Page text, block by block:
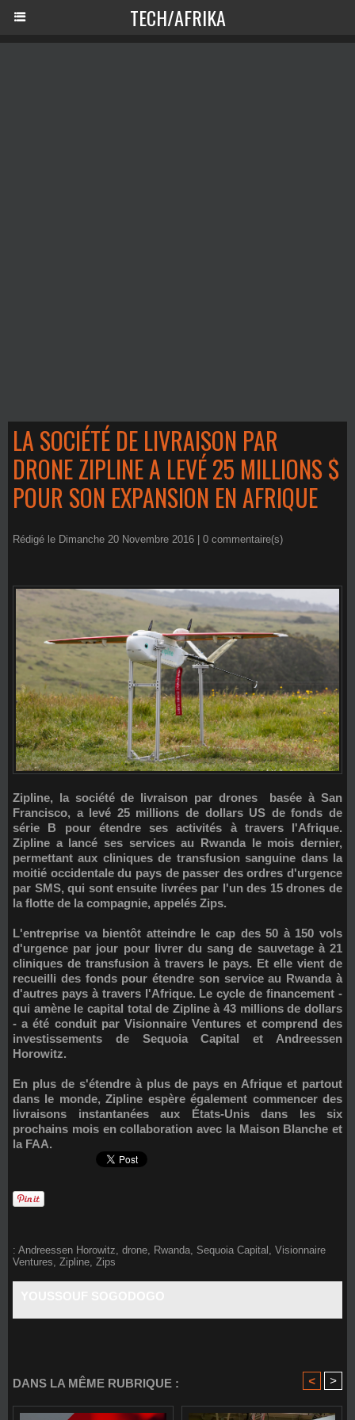
TECH/AFRIKA
LA SOCIÉTÉ DE LIVRAISON PAR
DRONE ZIPLINE A LEVÉ 25 MILLIONS $
POUR SON EXPANSION EN AFRIQUE
Rédigé le Dimanche 20 Novembre 2016 | 0 commentaire(s)
Zipline, la société de livraison par drones basée à San
Francisco, a levé 25 millions de dollars US de fonds de
série B pour étendre ses activités à travers l'Afrique.
Zipline a lancé ses services au Rwanda le mois dernier,
permettant aux cliniques de transfusion sanguine dans la
moitié occidentale du pays de passer des ordres d'urgence
par SMS, qui sont ensuite livrées par l'un des 15 drones de
la flotte de la compagnie, appelés Zips.
L'entreprise va bientôt atteindre le cap des 50 à 150 vols
d'urgence par jour pour livrer du sang de sauvetage à 21
cliniques de transfusion à travers le pays. Et elle vient de
recueilli des fonds pour étendre son service au Rwanda à
d'autres pays à travers l'Afrique. Le cycle de financement -
qui amène le capital total de Zipline à 43 millions de dollars
- a été conduit par Visionnaire Ventures et comprend des
investissements de Sequoia Capital et Andreessen
Horowitz.
En plus de s'étendre à plus de pays en Afrique et partout
dans le monde, Zipline espère également commencer des
livraisons instantanées aux États-Unis dans les six
prochains mois en collaboration avec la Maison Blanche et
la FAA.
: Andreessen Horowitz drone Rwanda Sequoia Capital Visionnaire
Ventures Zipline Zips
DANS LA MÊME RUBRIQUE : < >